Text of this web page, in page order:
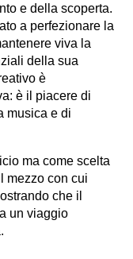
e della scoperta.
a perfezionare la
viva la
della sua
è
è il piacere di
musica e di
ma come scelta
mezzo con cui
che il
un viaggio